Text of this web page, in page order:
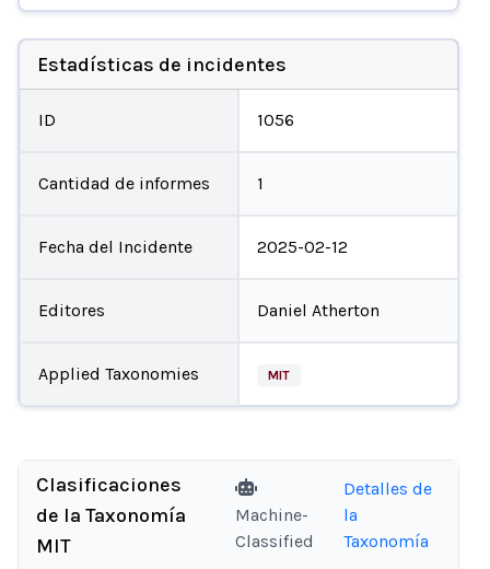
Estadísticas de incidentes
ID 1056
Cantidad de informes 1
Fecha del Incidente 2025-02-12
Editores Daniel Atherton
Applied Taxonomies MIT
Clasificaciones
de la Taxonomía
MIT
Machine-
Classified
Detalles de
la
Taxonomía